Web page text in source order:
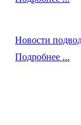
Новости
Подробнее ...